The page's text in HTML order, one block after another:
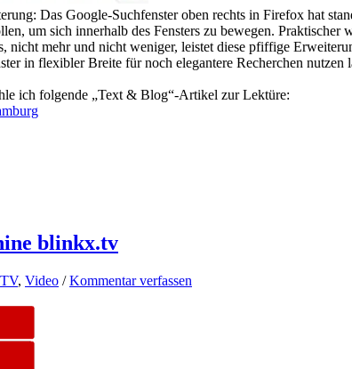
Das Google-Suchfenster oben rechts in Firefox hat
um sich innerhalb des Fensters zu bewegen.
nicht mehr und nicht weniger, leistet diese pfiffige
in flexibler Breite für noch elegantere Recherchen nutzen
ich folgende „Text & Blog“-Artikel zur Lektüre:
blinkx.tv
TV, Video /Kommentar verfassen